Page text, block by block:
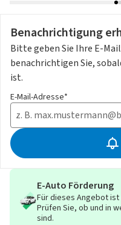
Benachrichtigung
Bitte geben Sie Ihre E-
benachrichtigen Sie,
ist.
E-Mail-Adresse*
E-Auto Förderung
Für dieses Angebot
Prüfen Sie, ob und in
sind.